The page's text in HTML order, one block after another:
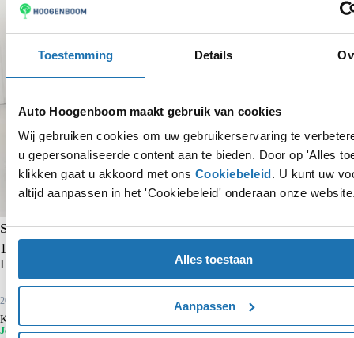
Toestemming Details
Auto Hoogenboom maakt gebruik van cookies
Wij gebruiken cookies om uw gebruikerservaring te
u gepersonaliseerde content aan te bieden. Door op 'Alles
klikken gaat u akkoord met ons Cookiebeleid. U kunt uw
altijd aanpassen in het 'Cookiebeleid' onderaan onze
Alles toestaan
Aanpassen
Skoda Kamiq
1.0 TSI Ambition | Trekhaak | CarPlay | Cruise control | Airco |
Lane- en frontassist | Bluetooth |
2022
Kopen
Je voordeel is € 1.700